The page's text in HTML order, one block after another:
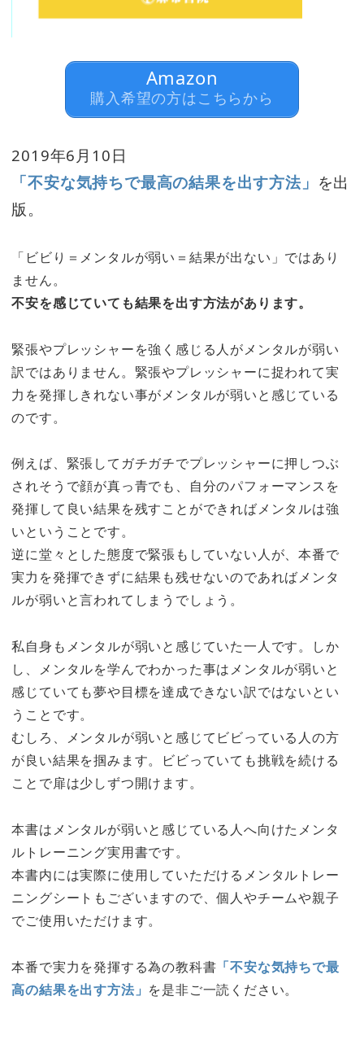
Amazon
購入希望の方はこちらから
2019年6月10日
「不安な気持ちで最高の結果を出す方法」 を出
版。
「ビビり＝メンタルが弱い＝結果が出ない」ではあり
ません。
不安を感じていても結果を出す方法があります。
緊張やプレッシャーを強く感じる人がメンタルが弱い
訳ではありません。緊張やプレッシャーに捉われて実
力を発揮しきれない事がメンタルが弱いと感じている
のです。
例えば、緊張してガチガチでプレッシャーに押しつぶ
されそうで顔が真っ青でも、自分のパフォーマンスを
発揮して良い結果を残すことができればメンタルは強
いということです。
逆に堂々とした態度で緊張もしていない人が、本番で
実力を発揮できずに結果も残せないのであればメンタ
ルが弱いと言われてしまうでしょう。
私自身もメンタルが弱いと感じていた一人です。しか
し、メンタルを学んでわかった事はメンタルが弱いと
感じていても夢や目標を達成できない訳ではないとい
うことです。
むしろ、メンタルが弱いと感じてビビっている人の方
が良い結果を掴みます。ビビっていても挑戦を続ける
ことで扉は少しずつ開けます。
本書はメンタルが弱いと感じている人へ向けたメンタ
ルトレーニング実用書です。
本書内には実際に使用していただけるメンタルトレー
ニングシートもございますので、個人やチームや親子
でご使用いただけます。
本番で実力を発揮する為の教科書 「不安な気持ちで最
高の結果を出す方法」 を是非ご一読ください。